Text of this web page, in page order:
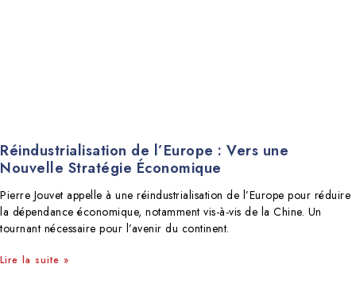
Réindustrialisation de l’Europe : Vers une
Nouvelle Stratégie Économique
Pierre Jouvet appelle à une réindustrialisation de l’Europe pour réduire
la dépendance économique, notamment vis-à-vis de la Chine. Un
tournant nécessaire pour l’avenir du continent.
Lire la suite »